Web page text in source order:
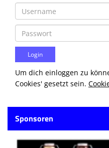
Um dich einloggen zu
Cookies' gesetzt sein.
Sponsoren